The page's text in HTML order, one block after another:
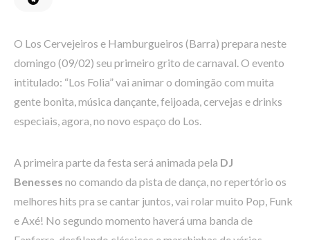
O Los Cervejeiros e Hamburgueiros (Barra) prepara neste
domingo (09/02) seu primeiro grito de carnaval. O evento
intitulado: “Los Folia” vai animar o domingão com muita
gente bonita, música dançante, feijoada, cervejas e drinks
especiais, agora, no novo espaço do Los.
A primeira parte da festa será animada pela DJ
Benesses no comando da pista de dança, no repertório os
melhores hits pra se cantar juntos, vai rolar muito Pop, Funk
e Axé! No segundo momento haverá uma banda de